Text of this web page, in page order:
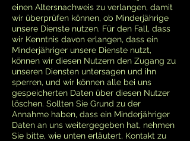
einen Altersnachweis zu verlangen, damit
wir überprüfen können, ob Minderjährige
unsere Dienste nutzen. Für den Fall, dass
wir Kenntnis davon erlangen, dass ein
Minderjähriger unsere Dienste nutzt,
können wir diesen Nutzern den Zugang zu
unseren Diensten untersagen und ihn
sperren, und wir können alle bei uns
gespeicherten Daten über diesen Nutzer
löschen. Sollten Sie Grund zu der
Annahme haben, dass ein Minderjähriger
Daten an uns weitergegeben hat, nehmen
Sie bitte, wie unten erläutert, Kontakt zu